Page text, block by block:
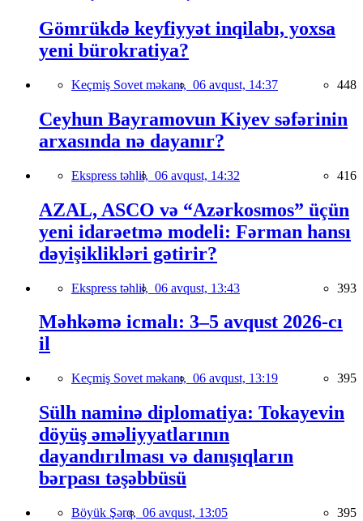
Gömrükdə keyfiyyət inqilabı, yoxsa
yeni bürokratiya?
Keçmiş Sovet məkanı, 06 avqust, 14:37 448
Ceyhun Bayramovun Kiyev səfərinin
arxasında nə dayanır?
Ekspress təhlil, 06 avqust, 14:32 416
AZAL, ASCO və “Azərkosmos” üçün
yeni idarəetmə modeli: Fərman hansı
dəyişiklikləri gətirir?
Ekspress təhlil, 06 avqust, 13:43 393
Məhkəmə icmalı: 3–5 avqust 2026-cı
il
Keçmiş Sovet məkanı, 06 avqust, 13:19 395
Sülh naminə diplomatiya: Tokayevin
döyüş əməliyyatlarının
dayandırılması və danışıqların
bərpası təşəbbüsü
Böyük Şərq, 06 avqust, 13:05 395